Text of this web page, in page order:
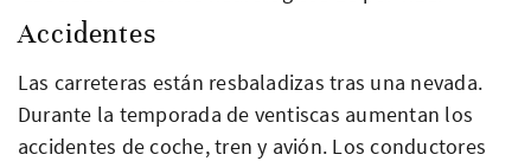
Accidentes
Las carreteras están resbaladizas tras una nevada.
Durante la temporada de ventiscas aumentan los
accidentes de coche, tren y avión. Los conductores